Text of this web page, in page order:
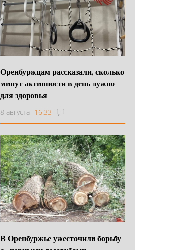
Оренбуржцам рассказали, сколько
минут активности в день нужно
для здоровья
8 августа 16:33
В Оренбуржье ужесточили борьбу